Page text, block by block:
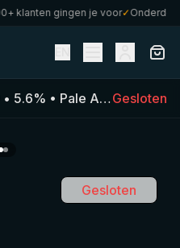
klanten gingen je voor✓Onderdeel
• 5.6% • Pale Ale - American Gesloten
Gesloten